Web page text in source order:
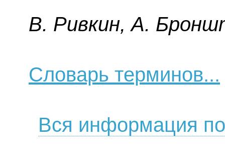
B. Pивкин, A.
Словарь терминов...
Вся информация